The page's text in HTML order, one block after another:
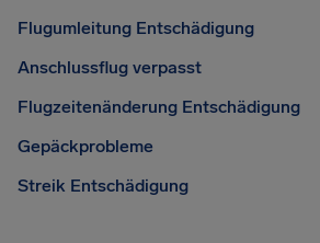
Flugumleitung Entschädigung
Anschlussflug verpasst
Flugzeitenänderung Entschädigung
Gepäckprobleme
Streik Entschädigung